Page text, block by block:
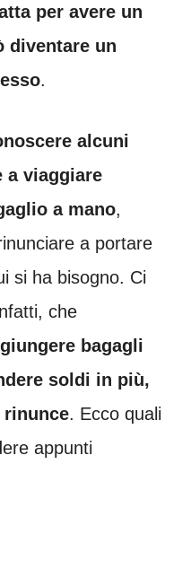
per avere un
diventare un
.
alcuni
viaggiare
a mano,
a portare
si ha bisogno. Ci
che
bagagli
soldi in più,
rinunce. Ecco quali
appunti